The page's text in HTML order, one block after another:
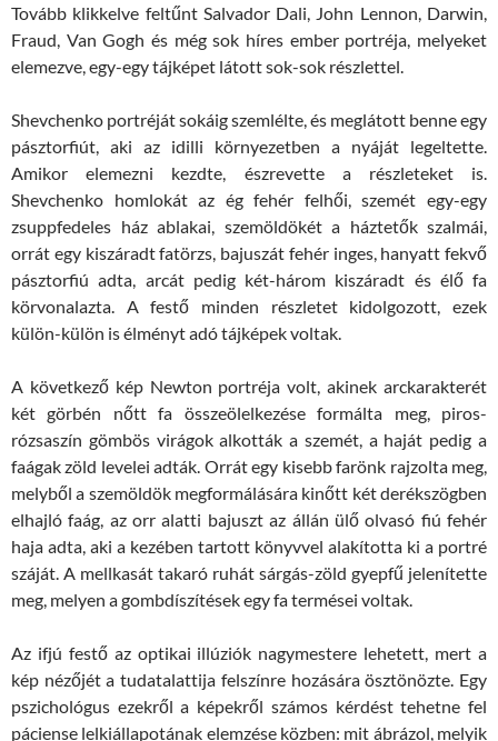
Tovább klikkelve feltűnt Salvador Dali, John Lennon, Darwin,
Fraud, Van Gogh és még sok híres ember portréja, melyeket
elemezve, egy-egy tájképet látott sok-sok részlettel.
Shevchenko portréját sokáig szemlélte, és meglátott benne egy
pásztorfiút, aki az idilli környezetben a nyáját legeltette.
Amikor elemezni kezdte, észrevette a részleteket is.
Shevchenko homlokát az ég fehér felhői, szemét egy-egy
zsuppfedeles ház ablakai, szemöldökét a háztetők szalmái,
orrát egy kiszáradt fatörzs, bajuszát fehér inges, hanyatt fekvő
pásztorfiú adta, arcát pedig két-három kiszáradt és élő fa
körvonalazta. A festő minden részletet kidolgozott, ezek
külön-külön is élményt adó tájképek voltak.
A következő kép Newton portréja volt, akinek arckarakterét
két görbén nőtt fa összeölelkezése formálta meg, piros-
rózsaszín gömbös virágok alkották a szemét, a haját pedig a
faágak zöld levelei adták. Orrát egy kisebb farönk rajzolta meg,
melyből a szemöldök megformálására kinőtt két derékszögben
elhajló faág, az orr alatti bajuszt az állán ülő olvasó fiú fehér
haja adta, aki a kezében tartott könyvvel alakította ki a portré
száját. A mellkasát takaró ruhát sárgás-zöld gyepfű jelenítette
meg, melyen a gombdíszítések egy fa termései voltak.
Az ifjú festő az optikai illúziók nagymestere lehetett, mert a
kép nézőjét a tudatalattija felszínre hozására ösztönözte. Egy
pszichológus ezekről a képekről számos kérdést tehetne fel
páciense lelkiállapotának elemzése közben: mit ábrázol, melyik